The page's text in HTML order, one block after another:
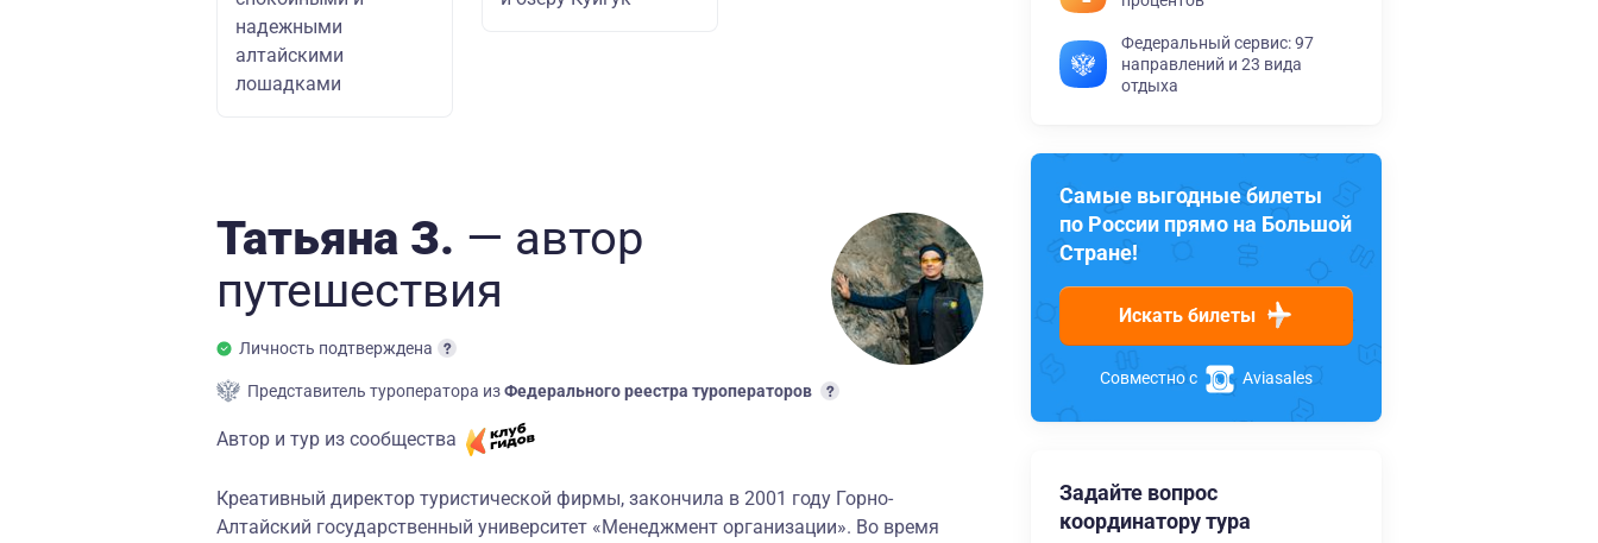
надежными
алтайскими
лошадками
Татьяна З. — автор
путешествия
Личность подтверждена
Представитель туроператора изФедерального реестра туроператоров
Автор и тур из сообщества
Креативный директор туристической фирмы, закончила в 2001 году Горно-
Алтайский государственный университет «Менеджмент организации». Во время
Федеральный сервис: 97
направлений и 23 вида
отдыха
Самые выгодные билеты
по России прямо на Большой
Стране!
Искать билеты
Совместно с Aviasales
Задайте вопрос
координатору тура